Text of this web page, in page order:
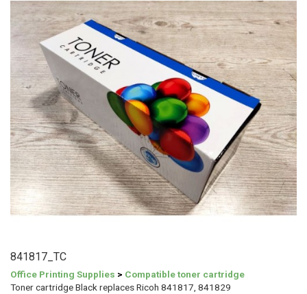
841817_TC
Office Printing Supplies > Compatible toner cartridge
Toner cartridge Black replaces Ricoh 841817, 841829